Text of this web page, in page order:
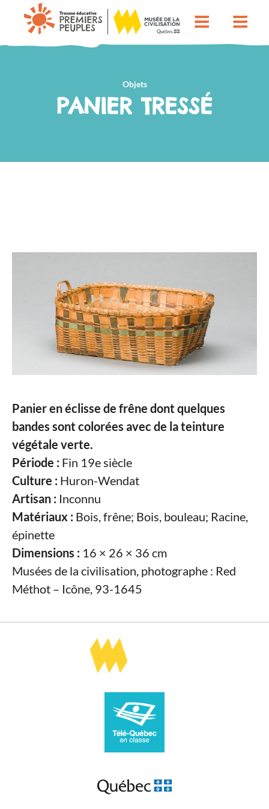
Objets
PANIER TRESSÉ
Panier en éclisse de frêne dont quelques
bandes sont colorées avec de la teinture
végétale verte.
Période : Fin 19e siècle
Culture : Huron-Wendat
Artisan : Inconnu
Matériaux : Bois, frêne; Bois, bouleau; Racine,
épinette
Dimensions : 16 × 26 × 36 cm
Musées de la civilisation, photographe : Red
Méthot – Icône, 93-1645